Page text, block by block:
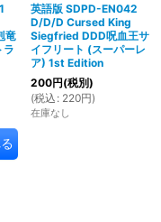
竜
ラ
英語版 SDPD-EN042
D/D/D Cursed King
Siegfried DDD呪血王サ
イフリート (スーパーレ
ア) 1st Edition
200円(税別)
(税込 : 220円)
在庫なし